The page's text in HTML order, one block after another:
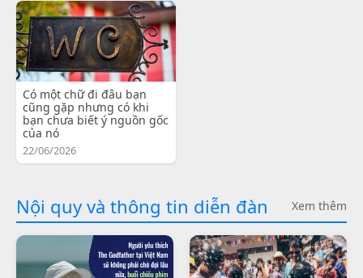
Có một chữ đi đâu bạn
cũng gặp nhưng có khi
bạn chưa biết ý nguồn gốc
của nó
22/06/2026
Nội quy và thông tin diễn đàn Xem thêm